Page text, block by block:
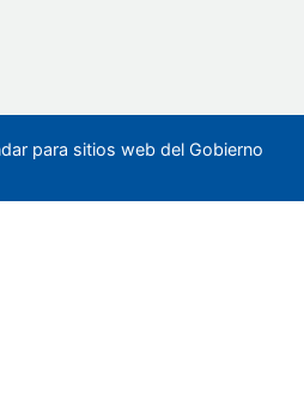
para sitios web del Gobierno